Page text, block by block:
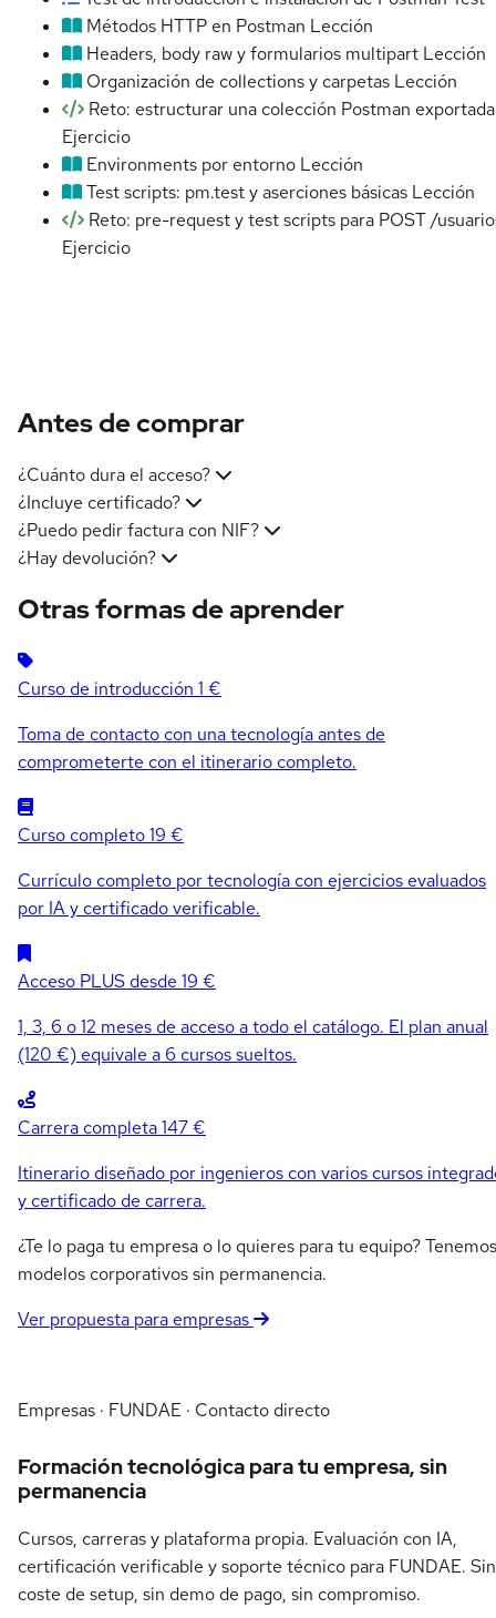
Métodos HTTP en Postman Lección
Headers, body raw y formularios multipart Lección
Organización de collections y carpetas Lección
Reto: estructurar una colección Postman exportada
Ejercicio
Environments por entorno Lección
Test scripts: pm.test y aserciones básicas Lección
Reto: pre-request y test scripts para POST /
Ejercicio
Antes de comprar
¿Cuánto dura el acceso?
¿Incluye certificado?
¿Puedo pedir factura con NIF?
¿Hay devolución?
Otras formas de aprender
Curso de introducción 1 €
Toma de contacto con una tecnología antes de
comprometerte con el itinerario completo.
Curso completo19 €
Currículo completo por tecnología con ejercicios evaluados
por IA y certificado verificable.
Acceso PLUS desde 19 €
1, 3, 6 o 12 meses de acceso a todo el catálogo. El plan anual
(120 €) equivale a 6 cursos sueltos.
Carrera completa147 €
Itinerario diseñado por ingenieros con varios cursos
y certificado de carrera.
¿Te lo paga tu empresa o lo quieres para tu equipo? Tenemos
modelos corporativos sin permanencia.
Ver propuesta para empresas
Empresas · FUNDAE · Contacto directo
Formación tecnológica para tu empresa, sin
permanencia
Cursos, carreras y plataforma propia. Evaluación con IA,
certificación verificable y soporte técnico para FUNDAE. Sin
coste de setup, sin demo de pago, sin compromiso.